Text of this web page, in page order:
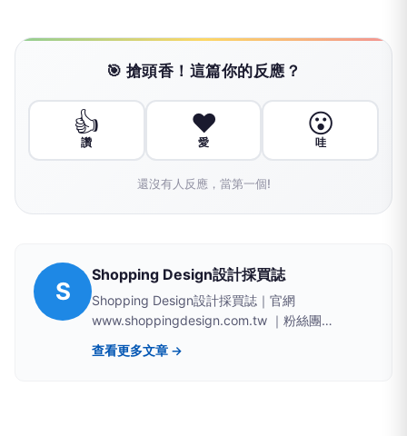
🎯 搶頭香！這篇你的反應？
👍
讚
❤️
愛
😮
哇
還沒有人反應，當第一個!
S
Shopping Design設計採買誌
Shopping Design設計採買誌｜官網
www.shoppingdesign.com.tw ｜粉絲團
www.facebook.com/shoppingdesign
查看更多文章 →